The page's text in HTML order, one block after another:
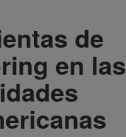
de
en las